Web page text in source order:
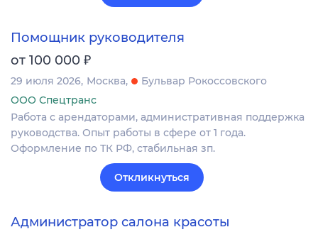
Помощник руководителя
от 100 000 ₽
29 июля 2026 Москва
Бульвар Рокоссовского
ООО Спецтранс
Работа с арендаторами, административная поддержка
руководства. Опыт работы в сфере от 1 года.
Оформление по ТК РФ, стабильная зп.
Откликнуться
Администратор салона красоты